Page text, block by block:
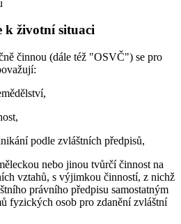
k životní situaci
činnou (dále též "OSVČ") se pro
podle zvláštních předpisů,
nebo jinou tvůrčí činnost na
vztahů, s výjimkou činností, z nichž
právního předpisu samostatným
fyzických osob pro zdanění zvláštní